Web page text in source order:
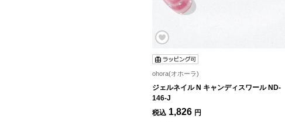
ohora(オホーラ)
ジェルネイル N キャンディスワール ND-
146-J
税込 1,826 円